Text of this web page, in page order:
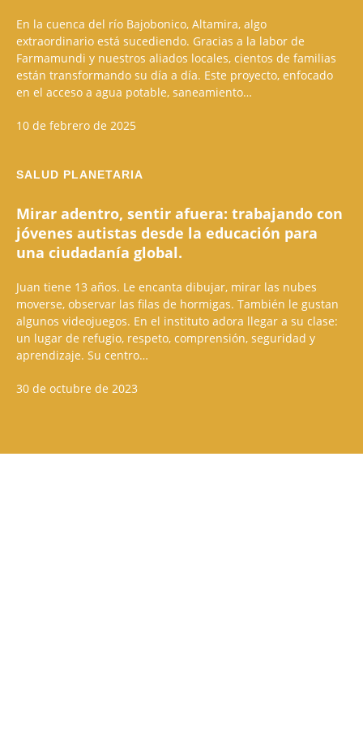
En la cuenca del río Bajobonico, Altamira, algo
extraordinario está sucediendo. Gracias a la labor de
Farmamundi y nuestros aliados locales, cientos de familias
están transformando su día a día. Este proyecto, enfocado
en el acceso a agua potable, saneamiento…
10 de febrero de 2025
SALUD PLANETARIA
Mirar adentro, sentir afuera: trabajando con
jóvenes autistas desde la educación para
una ciudadanía global.
Juan tiene 13 años. Le encanta dibujar, mirar las nubes
moverse, observar las filas de hormigas. También le gustan
algunos videojuegos. En el instituto adora llegar a su clase:
un lugar de refugio, respeto, comprensión, seguridad y
aprendizaje. Su centro…
30 de octubre de 2023